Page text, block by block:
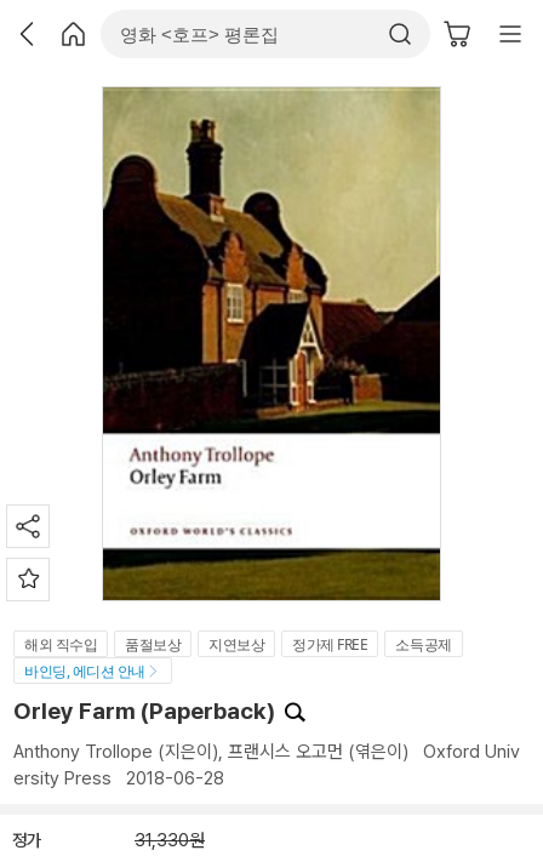
해외 직수입 품절보상 지연보상 정가제 FREE
소득공제
바인딩, 에디션 안내
Orley Farm (Paperback)
Anthony Trollope (지은이), 프랜시스 오고먼 (엮은이) Oxford Univ
ersity Press 2018-06-28
정가 31,330원